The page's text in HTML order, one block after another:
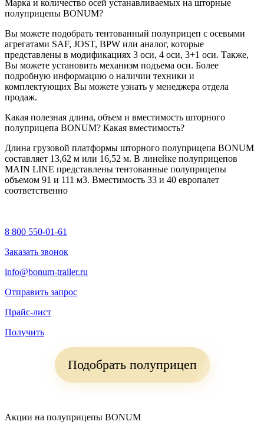
Марка и количество осей устанавливаемых на шторные
полуприцепы BONUM?
Вы можете подобрать тентованный полуприцеп с осевыми
агрегатами SAF, JOST, BPW или аналог, которые
представлены в модификациях 3 оси, 4 оси, 3+1 оси. Также,
Вы можете установить механизм подъема оси. Более
подробную информацию о наличии техники и
комплектующих Вы можете узнать у менеджера отдела
продаж.
Какая полезная длина, объем и вместимость шторного
полуприцепа BONUM? Какая вместимость?
Длина грузовой платформы шторного полуприцепа BONUM
составляет 13,62 м или 16,52 м. В линейке полуприцепов
MAIN LINE представлены тентованные полуприцепы
объемом 91 и 111 м3. Вместимость 33 и 40 европалет
соответственно
8 800 550-01-61
Заказать звонок
info@bonum-trailer.ru
Отправить запрос
Прайс-лист
Получить
Подобрать полуприцеп
Акции на полуприцепы BONUM